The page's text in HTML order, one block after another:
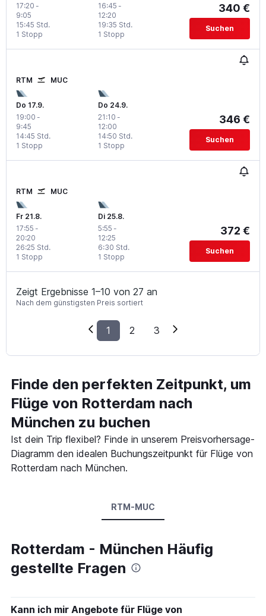
17:20 -
9:05
1 Stopp
15:45 Std.
16:45 -
12:20
1 Stopp
19:35 Std.
340 €
Suchen
RTM MUC
Do 17.9.
19:00 -
9:45
1 Stopp
14:45 Std.
Do 24.9.
21:10 -
12:00
1 Stopp
14:50 Std.
346 €
Suchen
RTM MUC
Fr 21.8.
17:55 -
20:20
1 Stopp
26:25 Std.
Di 25.8.
5:55 -
12:25
1 Stopp
6:30 Std.
372 €
Suchen
Zeigt Ergebnisse 1–10 von 27 an
Nach dem günstigsten Preis sortiert
1 2 3
Finde den perfekten Zeitpunkt, um
Flüge von Rotterdam nach
München zu buchen
Ist dein Trip flexibel? Finde in unserem Preisvorhersage-
Diagramm den idealen Buchungszeitpunkt für Flüge von
Rotterdam nach München.
RTM-MUC
Rotterdam - München Häufig
gestellte Fragen
Kann ich mir Angebote für Flüge von